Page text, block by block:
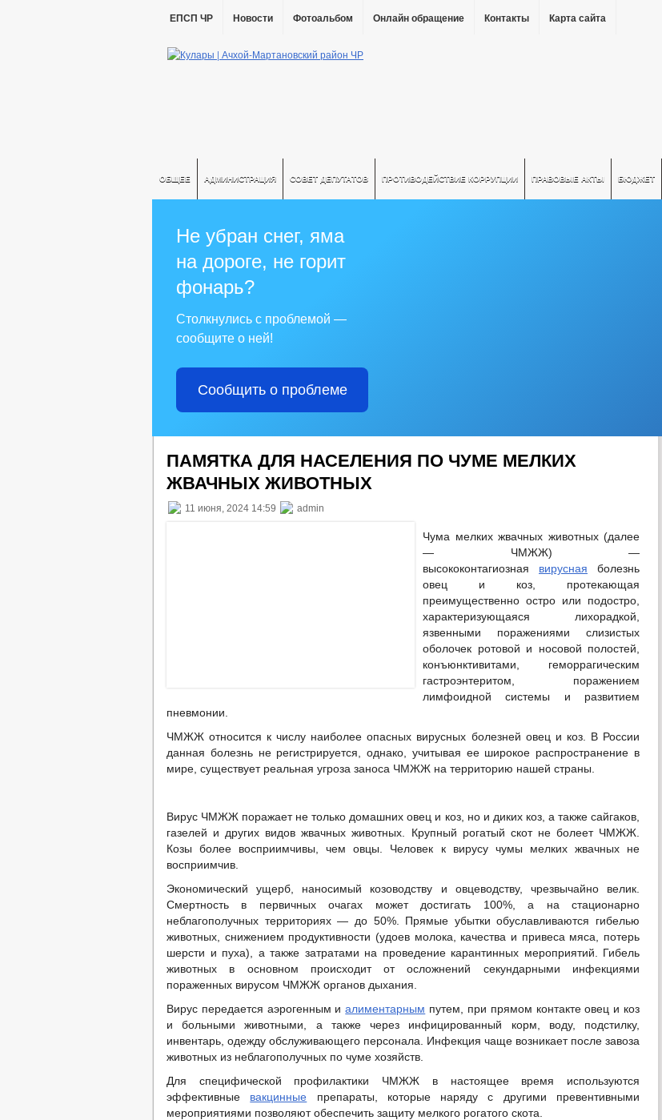
ЕПСП ЧР Новости Фотоальбом Онлайн обращение Контакты Карта сайта
ОБЩЕЕ АДМИНИСТРАЦИЯ СОВЕТ ДЕПУТАТОВ ПРОТИВОДЕЙСТВИЕ КОРРУПЦИИ ПРАВОВЫЕ АКТЫ БЮДЖЕТ
Не убран снег, яма
на дороге, не горит
фонарь?
Столкнулись с проблемой —
сообщите о ней!
Сообщить о проблеме
ПАМЯТКА ДЛЯ НАСЕЛЕНИЯ ПО ЧУМЕ МЕЛКИХ
ЖВАЧНЫХ ЖИВОТНЫХ
11 июня, 2024 14:59 admin
Чума мелких жвачных животных (далее
— ЧМЖЖ) —
высококонтагиозная вирусная болезнь
овец и коз, протекающая
преимущественно остро или подостро,
характеризующаяся лихорадкой,
язвенными поражениями слизистых
оболочек ротовой и носовой полостей,
конъюнктивитами, геморрагическим
гастроэнтеритом, поражением
лимфоидной системы и развитием
пневмонии.
ЧМЖЖ относится к числу наиболее опасных вирусных болезней овец и коз. В России
данная болезнь не регистрируется, однако, учитывая ее широкое распространение в
мире, существует реальная угроза заноса ЧМЖЖ на территорию нашей страны.
Вирус ЧМЖЖ поражает не только домашних овец и коз, но и диких коз, а также сайгаков,
газелей и других видов жвачных животных. Крупный рогатый скот не болеет ЧМЖЖ.
Козы более восприимчивы, чем овцы. Человек к вирусу чумы мелких жвачных не
восприимчив.
Экономический ущерб, наносимый козоводству и овцеводству, чрезвычайно велик.
Смертность в первичных очагах может достигать 100%, а на стационарно
неблагополучных территориях — до 50%. Прямые убытки обуславливаются гибелью
животных, снижением продуктивности (удоев молока, качества и привеса мяса, потерь
шерсти и пуха), а также затратами на проведение карантинных мероприятий. Гибель
животных в основном происходит от осложнений секундарными инфекциями
пораженных вирусом ЧМЖЖ органов дыхания.
Вирус передается аэрогенным иалиментарным путем, при прямом контакте овец и коз
и больными животными, а также через инфицированный корм, воду, подстилку,
инвентарь, одежду обслуживающего персонала. Инфекция чаще возникает после завоза
животных из неблагополучных по чуме хозяйств.
Для специфической профилактики ЧМЖЖ в настоящее время используются
эффективные вакцинные препараты, которые наряду с другими превентивными
мероприятиями позволяют обеспечить защиту мелкого рогатого скота.